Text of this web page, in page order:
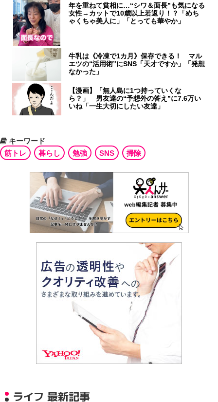
年を重ねて貧相に…“シワ＆面長”も気になる
女性→カットで10歳以上若返り！？「めち
ゃくちゃ美人に」「とっても華やか」
牛乳は《冷凍で1カ月》保存できる！ マル
エツの“活用術”にSNS「天才ですか」「発想
なかった」
【漫画】「無人島に1つ持っていくな
ら？」 男友達の“予想外の答え”に7.6万い
いね「一生大切にしたい友達」
キーワード
筋トレ
暮らし 勉強 SNS 掃除
ライフ 最新記事